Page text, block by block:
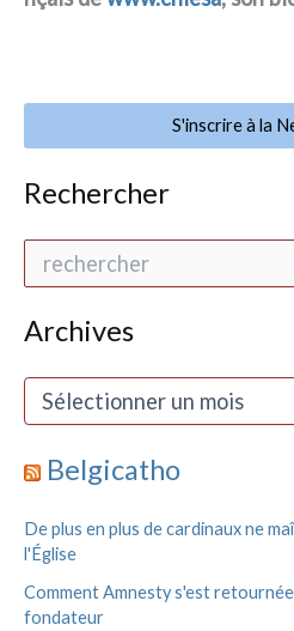
S'inscrire à la
Rechercher
h
e
h
r
Archives
A
i
e
s
Belgicatho
De plus en plus de cardinaux ne
l'Église
Comment Amnesty s'est
fondateur